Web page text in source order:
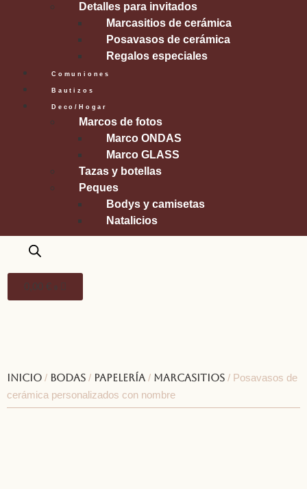
Detalles para invitados
Marcasitios de cerámica
Posavasos de cerámica
Regalos especiales
Comuniones
Bautizos
Deco/Hogar
Marcos de fotos
Marco ONDAS
Marco GLASS
Tazas y botellas
Peques
Bodys y camisetas
Natalicios
0,00 € 0
Inicio / Bodas / Papelería / Marcasitios / Posavasos de
cerámica personalizados con nombre